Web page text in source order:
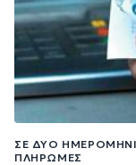
ΣΕ ΔΎΟ
ΠΛΗΡΩΜΈΣ